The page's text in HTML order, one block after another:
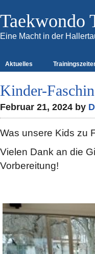
Taekwondo
Eine Macht in der
Aktuelles
Kinder-
Februar 21, 2024 by
Was unsere Kids zu
Vielen Dank an die
Vorbereitung!